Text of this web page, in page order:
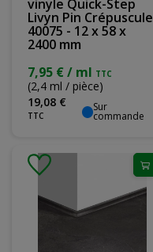
vinyle Quick-Step
Livyn Pin Crépuscule
40075 - 12 x 58 x
2400 mm
7,95 € / ml TTC
(2,4 ml / pièce)
19,08 €
TTC
Sur
commande